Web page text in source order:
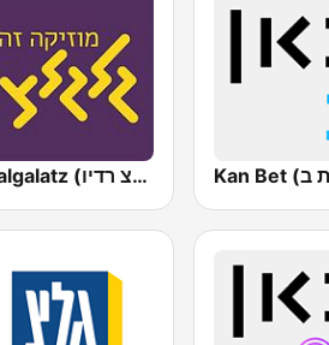
Galgalatz (גלגלצ רדיו)